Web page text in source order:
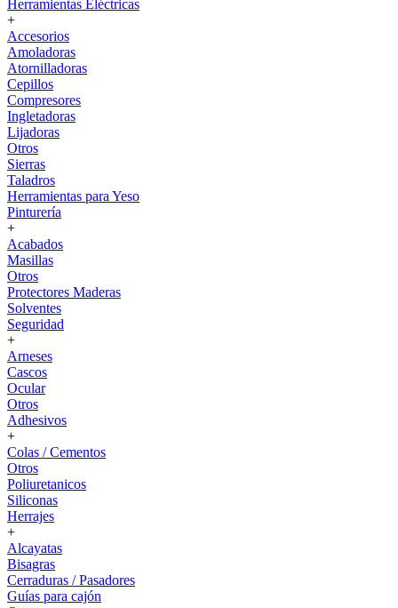
Herramientas Eléctricas
+
Accesorios
Amoladoras
Atornilladoras
Cepillos
Compresores
Ingletadoras
Lijadoras
Otros
Sierras
Taladros
Herramientas para Yeso
Pinturería
+
Acabados
Masillas
Otros
Protectores Maderas
Solventes
Seguridad
+
Arneses
Cascos
Ocular
Otros
Adhesivos
+
Colas / Cementos
Otros
Poliuretanicos
Siliconas
Herrajes
+
Alcayatas
Bisagras
Cerraduras / Pasadores
Guías para cajón